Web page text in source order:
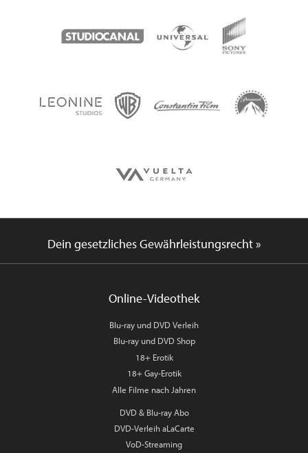
Dein gesetzliches Gewährleistungsrecht »
Online-Videothek
Blu-ray und DVD Verleih
Blu-ray und DVD Shop
18+ Erotik
18+ Gay-Erotik
Alle Filme nach Jahren
DVD & Blu-ray Abo
DVD-Verleih aLaCarte
VoD-Streaming